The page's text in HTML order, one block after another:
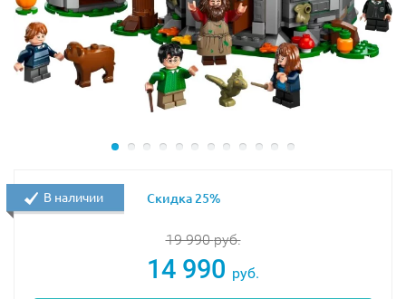
19 990руб.
14 990 руб.
В наличии Скидка 25%